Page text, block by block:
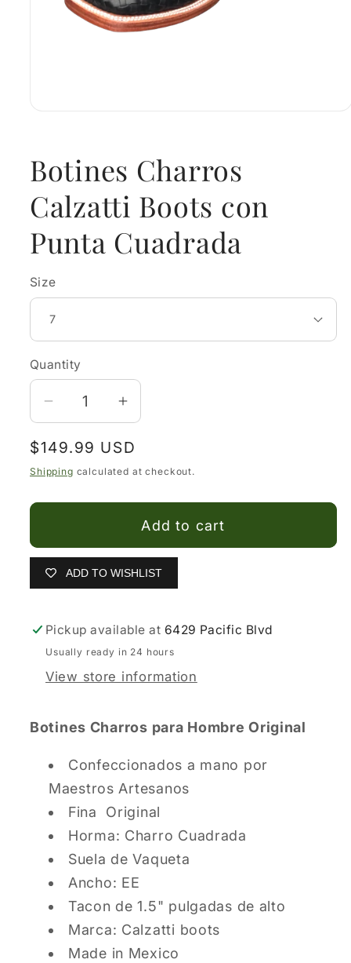
modal
Botines Charros
Calzatti Boots con
Punta Cuadrada
Size
Quantity
Decrease
for
Botines
con
Punta
Cuadrada
Increase
for
Botines
Boots
con
Punta
Cuadrada
Regular
price
$149.99 USD
Shipping calculated at checkout.
Add to cart
ADD TO WISHLIST
Pickup available at 6429 Pacific Blvd
Usually ready in 24 hours
View store information
Botines Charros para Hombre Original
Confeccionados a mano por
Maestros Artesanos
Fina Original
Horma: Charro Cuadrada
Suela de Vaqueta
Ancho: EE
Tacon de 1.5" pulgadas de alto
Marca: Calzatti boots
Made in Mexico